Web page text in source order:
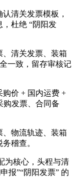
清关发票模板，
杜绝 “阴阳发
清关发票、装箱
一致，留存审核记
价 + 国内运费 +
购发票、合同备
物流轨迹、装箱
稽查。
核心，头程与清
报”“阴阳发票” 的